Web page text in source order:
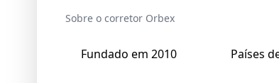
Sobre o corretor Orbex
Fundado em 2010 Países